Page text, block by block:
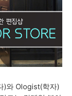
)와 Ologist(학자)